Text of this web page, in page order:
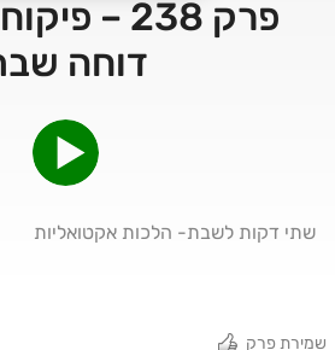
פרק 238 –
דוחה
שתי דקות לשבת- הלכות אקטואליות
שמירת פרק